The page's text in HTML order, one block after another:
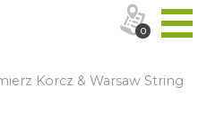
Korcz & Warsaw String
0